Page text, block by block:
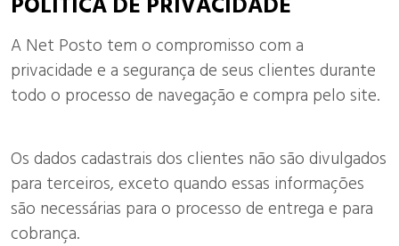
A Net Posto tem o compromisso com a
privacidade e a segurança de seus clientes durante
todo o processo de navegação e compra pelo site.
Os dados cadastrais dos clientes não são divulgados
para terceiros, exceto quando essas informações
são necessárias para o processo de entrega e para
cobrança.